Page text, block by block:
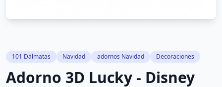
101 Dálmatas Navidad adornos Navidad Decoraciones
Adorno 3D Lucky - Disney